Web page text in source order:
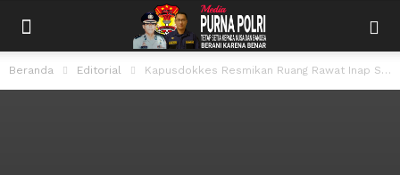
Beranda Editorial Kapusdokkes Resmikan Ruang Rawat Inap Standar dan Gedung Radioterapi RS Polri Kramat...